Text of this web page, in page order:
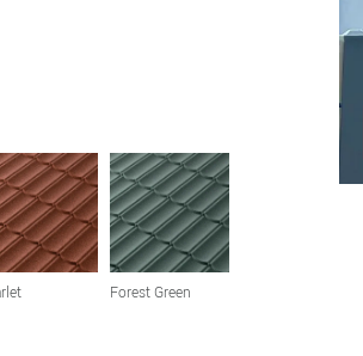
Forest Green